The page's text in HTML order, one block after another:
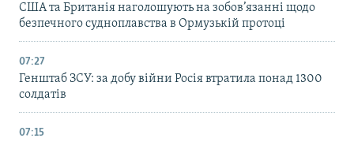
США та Британія наголошують на зобов’язанні щодо
безпечного судноплавства в Ормузькій протоці
07:27
Генштаб ЗСУ: за добу війни Росія втратила понад 1300
солдатів
07:15